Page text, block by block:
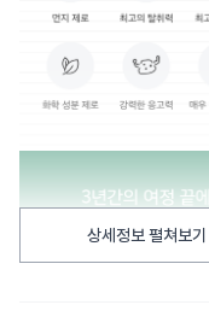
상세정보 펼쳐보기